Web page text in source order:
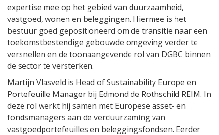
expertise mee op het gebied van duurzaamheid,
vastgoed, wonen en beleggingen. Hiermee is het
bestuur goed gepositioneerd om de transitie naar een
toekomstbestendige gebouwde omgeving verder te
versnellen en de toonaangevende rol van DGBC binnen
de sector te versterken.
Martijn Vlasveld is Head of Sustainability Europe en
Portefeuille Manager bij Edmond de Rothschild REIM. In
deze rol werkt hij samen met Europese asset- en
fondsmanagers aan de verduurzaming van
vastgoedportefeuilles en beleggingsfondsen. Eerder